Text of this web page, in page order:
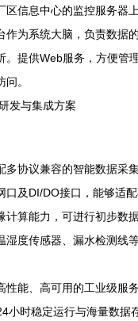
区信息中心的监控服务器
作为系统大脑，负责数据
。提供Web服务，方便管
。
发与集成方案
多协议兼容的智能数据采
口及DI/DO接口，能够适
计算能力，可进行初步数
湿度传感器、漏水检测线
性能、高可用的工业级服
小时稳定运行与海量数据